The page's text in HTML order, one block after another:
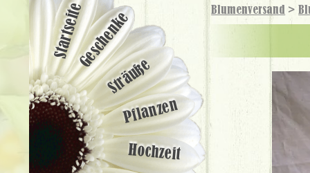
Blumenversand >
StartseiteGeschenke
Sträuße
Pflanzen
Hochzeit